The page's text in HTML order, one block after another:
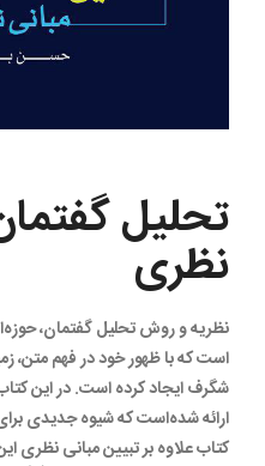
تحلیل
نظری
نظریه و روش تحلیل گفتمان،
است که با ظهور خود در فهم متن،
شگرف ایجاد کرده است. در این
ارائه شده‌است که شیوه جدیدی
کتاب علاوه بر تبیین مبانی نظری